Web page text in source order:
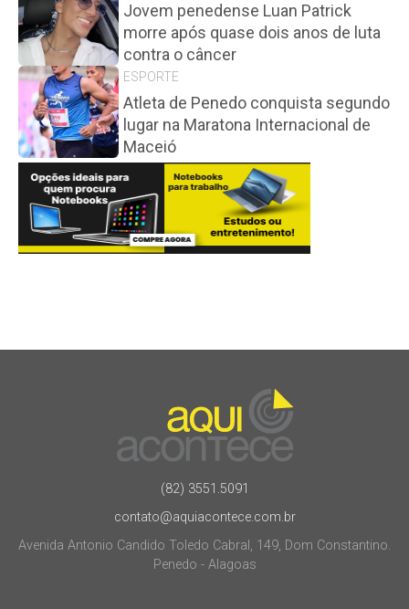
Jovem penedense Luan Patrick
morre após quase dois anos de luta
contra o câncer
ESPORTE
Atleta de Penedo conquista segundo
lugar na Maratona Internacional de
Maceió
(82) 3551.5091
contato@aquiacontece.com.br
Avenida Antonio Candido Toledo Cabral, 149, Dom Constantino.
Penedo - Alagoas